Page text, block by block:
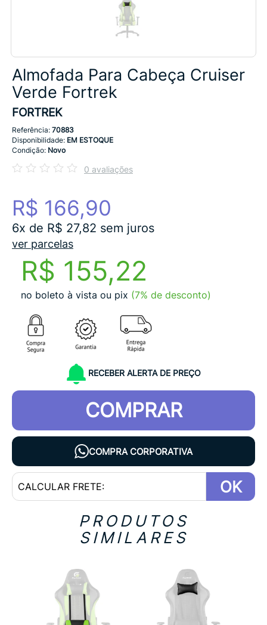
Almofada Para Cabeça Cruiser
Verde Fortrek
FORTREK
Referência: 70883
Disponibilidade: EM ESTOQUE
Condição: Novo
0 avaliações
R$ 166,90
6x de R$ 27,82 sem juros
ver parcelas
R$ 155,22
no boleto à vista ou pix (7% de desconto)
RECEBER ALERTA DE PREÇO
COMPRAR
COMPRA CORPORATIVA
OK
PRODUTOS
SIMILARES